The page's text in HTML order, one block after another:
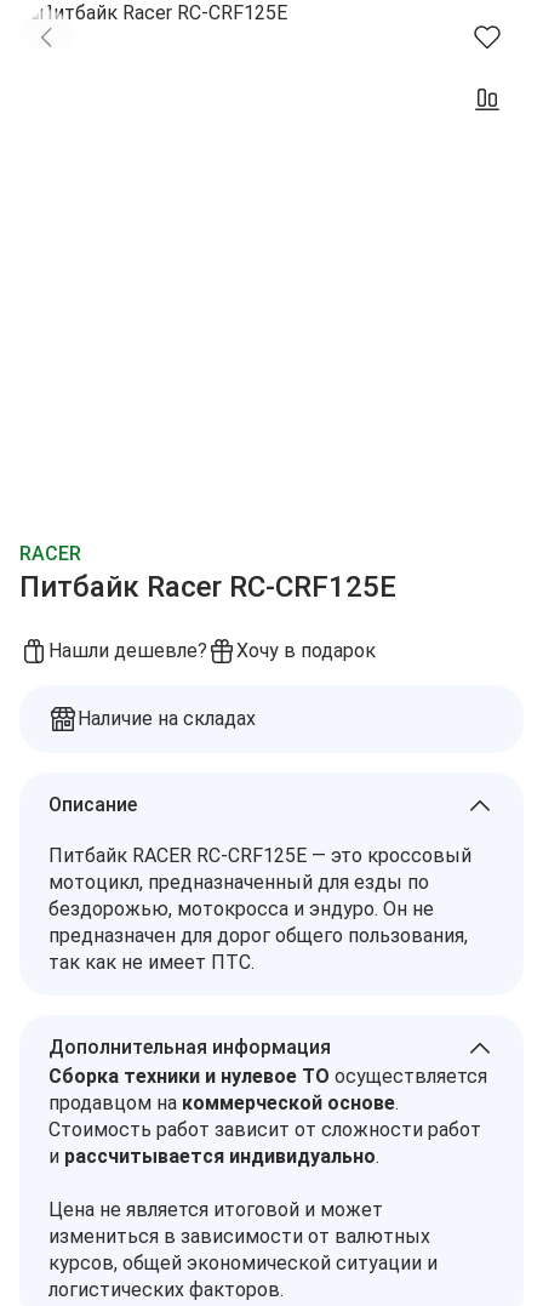
RACER
Питбайк Racer RC-CRF125E
Нашли дешевле? Хочу в подарок
Наличие на складах
Описание
Питбайк RACER RC-CRF125E — это кроссовый
мотоцикл, предназначенный для езды по
бездорожью, мотокросса и эндуро. Он не
предназначен для дорог общего пользования,
так как не имеет ПТС.
Дополнительная информация
Сборка техники и нулевое ТО осуществляется
продавцом на коммерческой основе.
Стоимость работ зависит от сложности работ
и рассчитывается индивидуально.
Цена не является итоговой и может
измениться в зависимости от валютных
курсов, общей экономической ситуации и
логистических факторов.